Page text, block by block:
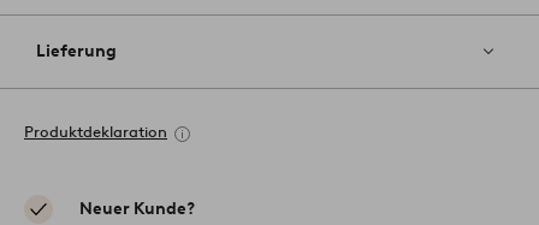
Lieferung
Produktdeklaration
Neuer Kunde?